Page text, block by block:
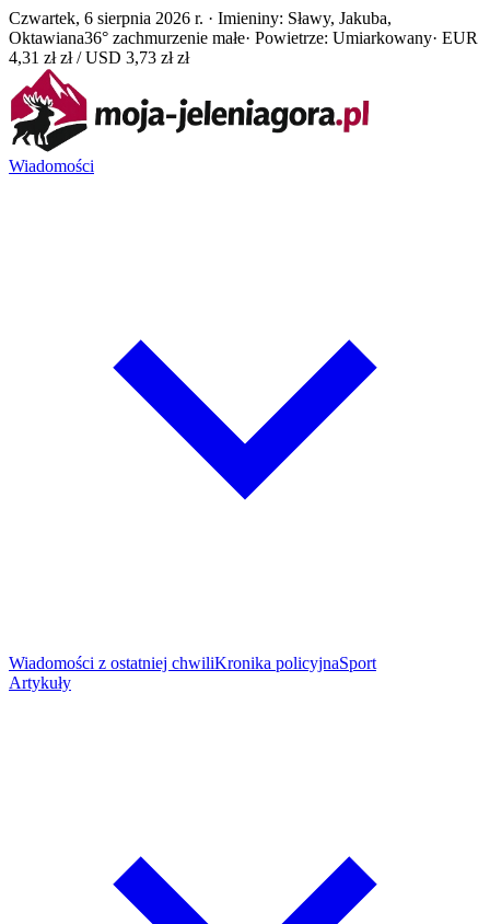
Czwartek, 6 sierpnia 2026 r. · Imieniny: Sławy, Jakuba,
Oktawiana36° zachmurzenie małe· Powietrze: Umiarkowany· EUR
4,31 zł zł / USD 3,73 zł zł
Wiadomości
Wiadomości z ostatniej chwiliKronika policyjnaSport
Artykuły